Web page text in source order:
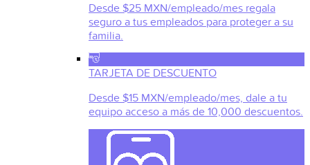
Desde $25 MXN/empleado/mes regala
seguro a tus empleados para proteger a su
familia.
TARJETA DE DESCUENTO
Desde $15 MXN/empleado/mes, dale a tu
equipo acceso a más de 10,000 descuentos.